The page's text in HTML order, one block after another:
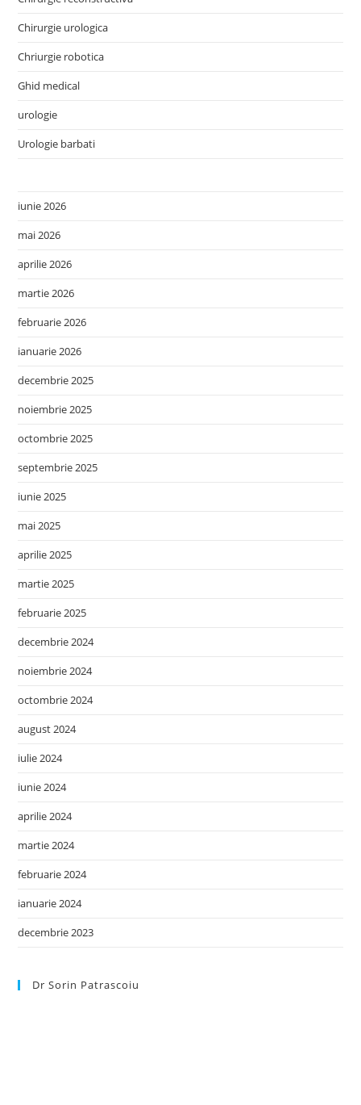
Chirurgie urologica
Chriurgie robotica
Ghid medical
urologie
Urologie barbati
iunie 2026
mai 2026
aprilie 2026
martie 2026
februarie 2026
ianuarie 2026
decembrie 2025
noiembrie 2025
octombrie 2025
septembrie 2025
iunie 2025
mai 2025
aprilie 2025
martie 2025
februarie 2025
decembrie 2024
noiembrie 2024
octombrie 2024
august 2024
iulie 2024
iunie 2024
aprilie 2024
martie 2024
februarie 2024
ianuarie 2024
decembrie 2023
Dr Sorin Patrascoiu